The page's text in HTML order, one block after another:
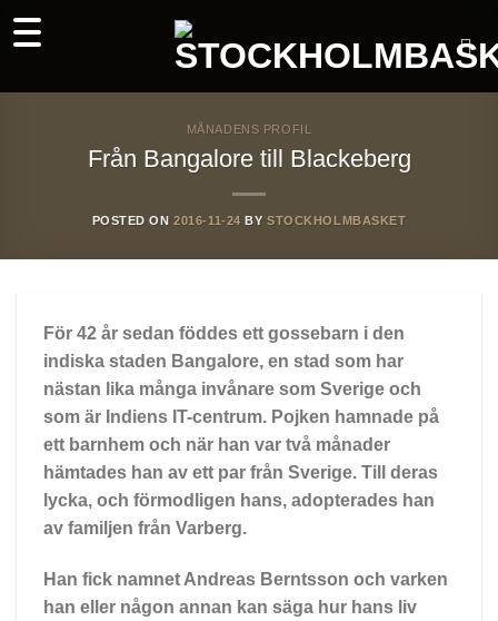
to
MÅNADENS PROFIL
Från Bangalore till Blackeberg
POSTED ON2016-11-24 BYSTOCKHOLMBASKET
För 42 år sedan föddes ett gossebarn i den
indiska staden Bangalore, en stad som har
nästan lika många invånare som Sverige och
som är Indiens IT-centrum. Pojken hamnade på
ett barnhem och när han var två månader
hämtades han av ett par från Sverige. Till deras
lycka, och förmodligen hans, adopterades han
av familjen från Varberg.
Han fick namnet Andreas Berntsson och varken
han eller någon annan kan säga hur hans liv